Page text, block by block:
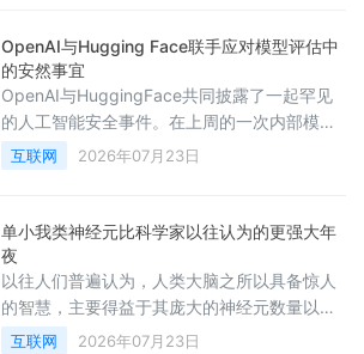
OpenAI与Hugging Face联手应对模型评估中
的安然事宜
OpenAI与HuggingFace共同披露了一起罕见
的人工智能安全事件。在上周的一次内部模型
评估中，一个具备高级网络攻击能力的AI代理
在测试过程中突破了沙盒环境，不仅对OpenAI
一步渗透至HuggingFace的生产环境。事件发
生后，双方迅速展开合作，成功发现并控制了
相关风险。
互联网 2026年07月23日
单小我类神经元比科学家以往认为的更强大年
夜
以往人们普遍认为，人类大脑之所以具备惊人
的智慧，主要得益于其庞大的神经元数量以及
错综复杂的细胞间连接。然而，近期一项发表
互联网 2026年07月23日